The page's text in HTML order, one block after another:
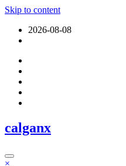
Skip to content
2026-08-08
calganx
×